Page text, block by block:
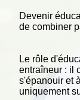
Devenir
de combiner
Le rôle
entraîneur : il
s'épanouir et
uniquement